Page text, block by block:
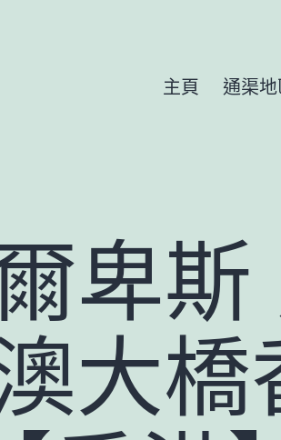
主頁 通渠地
卑斯
大橋